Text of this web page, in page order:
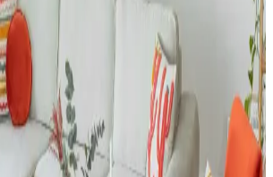
Estetik ve
Evi İçin Pratik Çözümler
duvar kağıdı seçimi, mobilya düzeni ve
ve fonksiyonelliği dengeler. Sahil
karşı pratik çözümler önemlidir.
Modüler Mobilya Sistemlerine
ve Üretim Değerlendirmesi